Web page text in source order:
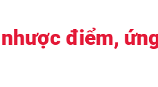
điểm,